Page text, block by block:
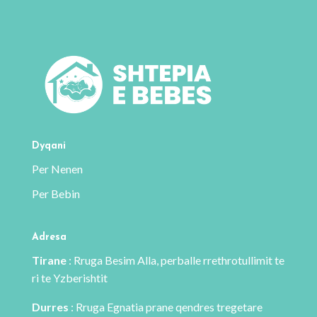
Dyqani
Per Nenen
Per Bebin
Adresa
Tirane : Rruga Besim Alla, perballe rrethrotullimit te
ri te Yzberishtit
Durres : Rruga Egnatia prane qendres tregetare